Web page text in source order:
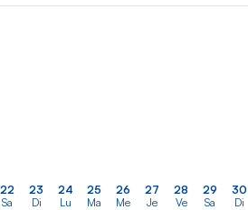
22
Sa
23
Di
24
Lu
25
Ma
26
Me
27
Je
28
Ve
29
Sa
30
Di